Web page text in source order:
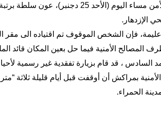
تمكنت مصالح الأمن مساء اليوم
الإزدهار.
المصالح الأمنية فيما حل بعين المكان قائد
السادس ، قد قام بزيارة تفقدية غير رسمية
بمراكش أن أوقفت قبل أيام قليلة ثلاثة
الحمراء.